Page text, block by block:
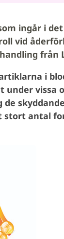
ingår i
vid
från
i
vissa
antal